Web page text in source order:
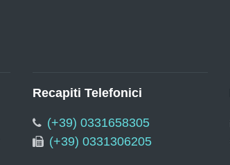
Recapiti Telefonici
(+39) 0331658305
(+39) 0331306205